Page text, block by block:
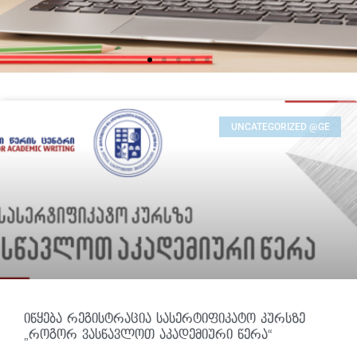
UNCATEGORIZED @GE
იწყება რეგისტრაცია სასერტიფიკატო კურსზე
„როგორ ვასწავლოთ აკადემიური წერა“